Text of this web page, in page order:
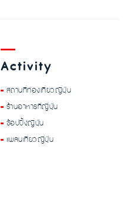
Activity
สถานที่ท่องเที่ยวญี่ปุ่น
ร้านอาหารที่ญี่ปุ่น
ช้อปปิ้งญี่ปุ่น
แพลนเที่ยวญี่ปุ่น